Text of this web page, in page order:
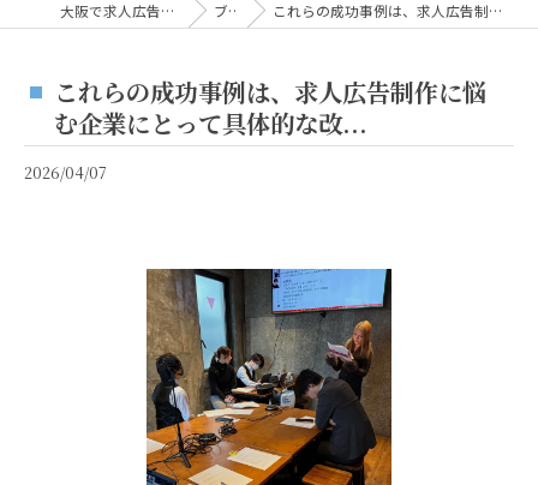
大阪で求人広告なら株式会社AOA ブログ これらの成功事例は、求人広告制作に悩む企業にとって具体的な改...
これらの成功事例は、求人広告制作に悩
む企業にとって具体的な改...
2026/04/07